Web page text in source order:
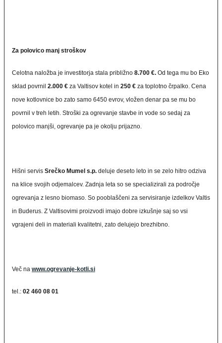
Za polovico manj stroškov
Celotna naložba je investitorja stala približno 8.700 €. Od tega mu bo Eko
sklad povrnil 2.000 € za Valtisov kotel in 250 € za toplotno črpalko. Cena
nove kotlovnice bo zato samo 6450 evrov, vložen denar pa se mu bo
povrnil v treh letih. Stroški za ogrevanje stavbe in vode so sedaj za
polovico manjši, ogrevanje pa je okolju prijazno.
Hišni servis Srečko Mumel s.p. deluje deseto leto in se zelo hitro odziva
na klice svojih odjemalcev. Zadnja leta so se specializirali za področje
ogrevanja z lesno biomaso. So pooblaščeni za servisiranje izdelkov Valtis
in Buderus. Z Valtisovimi proizvodi imajo dobre izkušnje saj so vsi
vgrajeni deli in materiali kvalitetni, zato delujejo brezhibno.
Več na www.ogrevanje-kotli.si
tel.: 02 460 08 01